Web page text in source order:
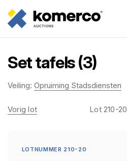
Set tafels (3)
Veiling: Opruiming Stadsdiensten
Vorig lot Lot 210-20
LOTNUMMER 210-20